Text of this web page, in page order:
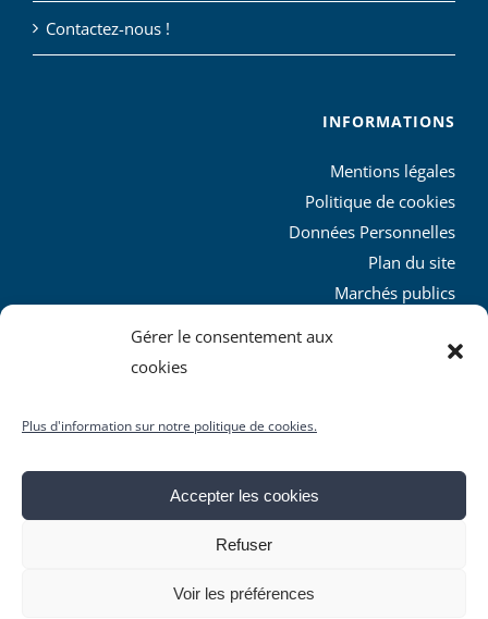
Gérer le consentement aux
cookies
Plus d'information sur notre politique de cookies.
Accepter les cookies
Refuser
Voir les préférences
Contactez-nous !
INFORMATIONS
Mentions légales
Politique de cookies
Données Personnelles
Plan du site
Marchés publics
L’agglo recrute
réservés
Facebook
X YouTubeInstagram